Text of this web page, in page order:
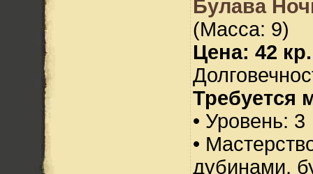
Булава
(Масса: 9)
Цена: 42 кр.
Требуется
• Уровень: 3
•
дубинами,